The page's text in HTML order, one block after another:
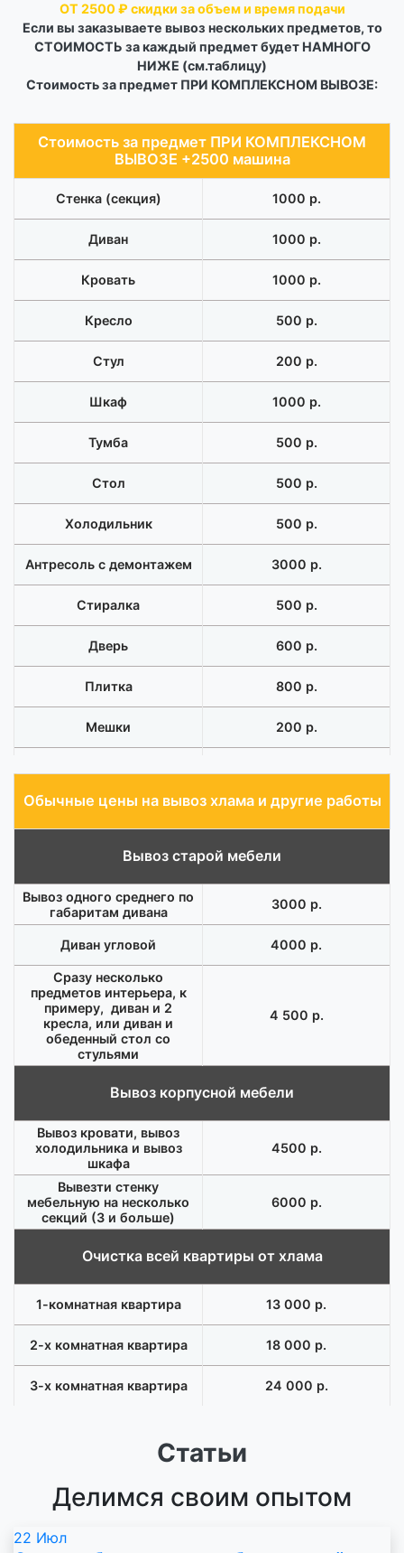
ОТ 2500 ₽ скидки за объем и время подачи
Если вы заказываете вывоз нескольких предметов, то
СТОИМОСТЬ за каждый предмет будет НАМНОГО
НИЖЕ (см.таблицу)
Стоимость за предмет ПРИ КОМПЛЕКСНОМ ВЫВОЗЕ:
Стоимость за предмет ПРИ КОМПЛЕКСНОМ
ВЫВОЗЕ +2500 машина
Cтенка (секция) 1000 р.
Диван 1000 р.
Кровать 1000 р.
Кресло 500 р.
Стул 200 р.
Шкаф 1000 р.
Тумба 500 р.
Стол 500 р.
Холодильник 500 р.
Антресоль с демонтажем 3000 р.
Стиралка 500 р.
Дверь 600 р.
Плитка 800 р.
Мешки 200 р.
грузчиками
Обычные цены на вывоз хлама и другие работы
Вывоз старой мебели
Вывоз одного среднего по
габаритам дивана
3000 р.
Диван угловой 4000 р.
Сразу несколько
предметов интерьера, к
примеру, диван и 2
кресла, или диван и
обеденный стол со
стульями
4 500 р.
Вывоз корпусной мебели
Вывоз кровати, вывоз
холодильника и вывоз
шкафа
4500 р.
Вывезти стенку
мебельную на несколько
секций (3 и больше)
6000 р.
Очистка всей квартиры от хлама
1-комнатная квартира 13 000 р.
2-х комнатная квартира 18 000 р.
3-х комнатная квартира 24 000 р.
Статьи
Делимся своим опытом
22 Июл